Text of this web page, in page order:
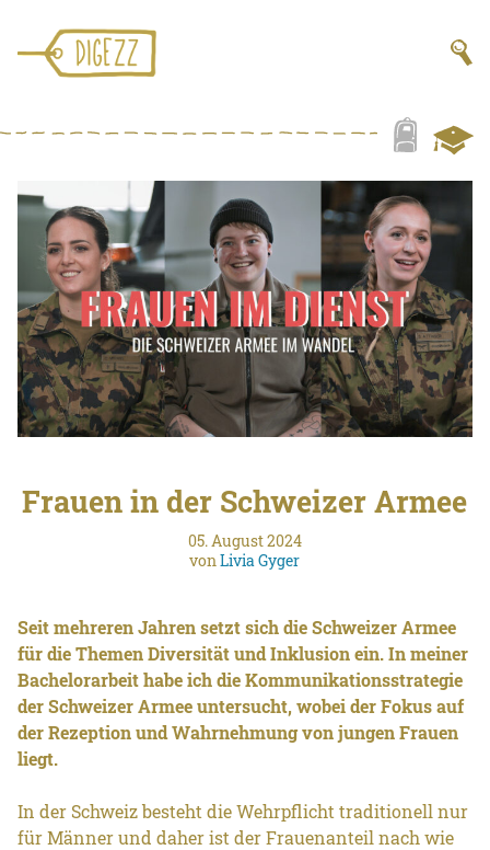
Frauen in der Schweizer Armee
05. August 2024
vonLivia Gyger
Seit mehreren Jahren setzt sich die Schweizer Armee
für die Themen Diversität und Inklusion ein. In meiner
Bachelorarbeit habe ich die Kommunikationsstrategie
der Schweizer Armee untersucht, wobei der Fokus auf
der Rezeption und Wahrnehmung von jungen Frauen
liegt.
In der Schweiz besteht die Wehrpflicht traditionell nur
für Männer und daher ist der Frauenanteil nach wie